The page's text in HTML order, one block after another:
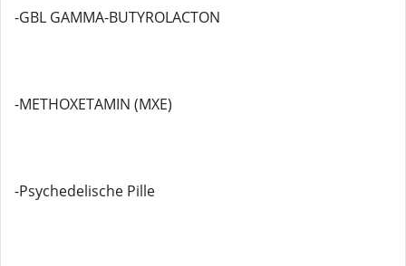
-GBL GAMMA-BUTYROLACTON
-METHOXETAMIN (MXE)
-Psychedelische Pille